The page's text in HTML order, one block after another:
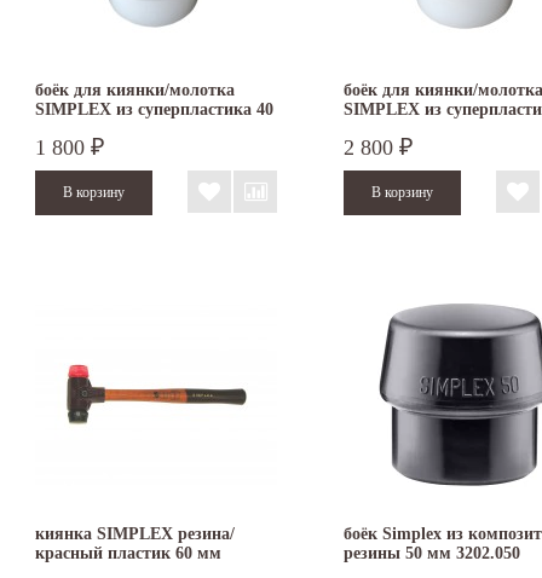
боёк для киянки/молотка
SIMPLEX из суперпластика 40
1 800 ₽
боёк для киянки/молотка
SIMPLEX из
2 800 ₽
киянка SIMPLEX резина/
красный пластик 60 мм
боёк Simplex из
резины 50 мм 3202.050